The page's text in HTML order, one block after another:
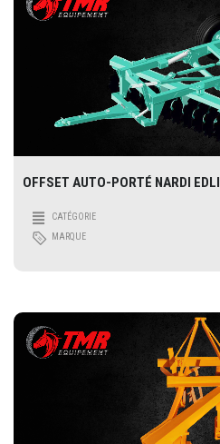
OFFSET AUTO-PORTÉ NARDI EDLI
CATÉGORIE
MARQUE